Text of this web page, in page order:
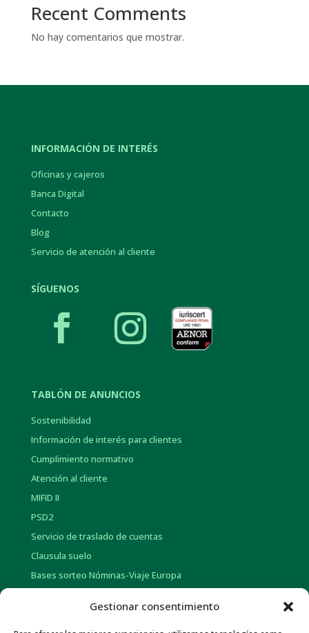
Gestionar consentimiento
Recent Comments
No hay comentarios que mostrar.
INFORMACIÓN DE INTERÉS
Oficinas y cajeros
Banca Digital
Contacto
Blog
Servicio de atención al cliente
SÍGUENOS
TABLÓN DE ANUNCIOS
Sostenibilidad
Información de interés para clientes
Cumplimiento normativo
Atención al cliente
MIFID II
PSD2
Servicio de traslado de cuentas
Clausula suelo
Bases sorteo Nóminas-Viaje Europa